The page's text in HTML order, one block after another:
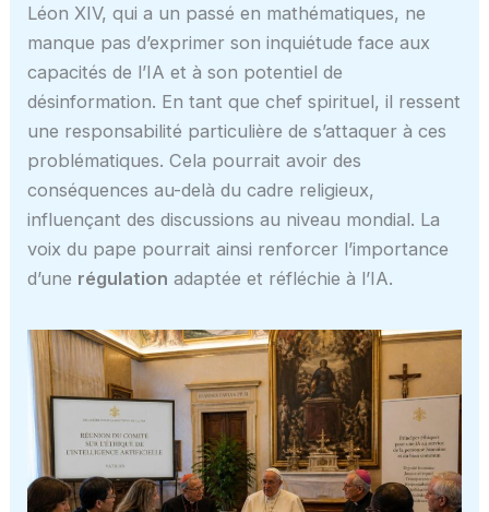
Léon XIV, qui a un passé en mathématiques, ne
manque pas d’exprimer son inquiétude face aux
capacités de l’IA et à son potentiel de
désinformation. En tant que chef spirituel, il ressent
une responsabilité particulière de s’attaquer à ces
problématiques. Cela pourrait avoir des
conséquences au-delà du cadre religieux,
influençant des discussions au niveau mondial. La
voix du pape pourrait ainsi renforcer l’importance
d’une régulation adaptée et réfléchie à l’IA.